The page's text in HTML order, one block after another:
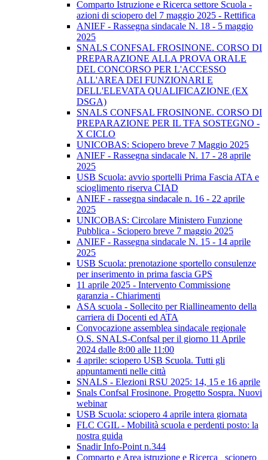
Comparto Istruzione e Ricerca settore Scuola -
azioni di sciopero del 7 maggio 2025 - Rettifica
ANIEF - Rassegna sindacale N. 18 - 5 maggio
2025
SNALS CONFSAL FROSINONE. CORSO DI
PREPARAZIONE ALLA PROVA ORALE
DEL CONCORSO PER L'ACCESSO
ALL'AREA DEI FUNZIONARI E
DELL'ELEVATA QUALIFICAZIONE (EX
DSGA)
SNALS CONFSAL FROSINONE. CORSO DI
PREPARAZIONE PER IL TFA SOSTEGNO -
X CICLO
UNICOBAS: Sciopero breve 7 Maggio 2025
ANIEF - Rassegna sindacale N. 17 - 28 aprile
2025
USB Scuola: avvio sportelli Prima Fascia ATA e
scioglimento riserva CIAD
ANIEF - rassegna sindacale n. 16 - 22 aprile
2025
UNICOBAS: Circolare Ministero Funzione
Pubblica - Sciopero breve 7 maggio 2025
ANIEF - Rassegna sindacale N. 15 - 14 aprile
2025
USB Scuola: prenotazione sportello consulenze
per inserimento in prima fascia GPS
11 aprile 2025 - Intervento Commissione
garanzia - Chiarimenti
ASA scuola - Sollecito per Riallineamento della
carriera di Docenti ed ATA
Convocazione assemblea sindacale regionale
O.S. SNALS-Confsal per il giorno 11 Aprile
2024 dalle 8:00 alle 11:00
4 aprile: sciopero USB Scuola. Tutti gli
appuntamenti nelle città
SNALS - Elezioni RSU 2025: 14, 15 e 16 aprile
Snals Confsal Frosinone. Progetto Sospra. Nuovi
webinar
USB Scuola: sciopero 4 aprile intera giornata
FLC CGIL - Mobilità scuola e perdenti posto: la
nostra guida
Snadir Info-Point n.344
Comparto e Area istruzione e Ricerca_ sciopero